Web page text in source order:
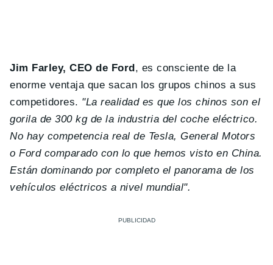
Jim Farley, CEO de Ford , es consciente de la
enorme ventaja que sacan los grupos chinos a sus
competidores. "La realidad es que los chinos son el
gorila de 300 kg de la industria del coche eléctrico.
No hay competencia real de Tesla, General Motors
o Ford comparado con lo que hemos visto en China.
Están dominando por completo el panorama de los
vehículos eléctricos a nivel mundial".